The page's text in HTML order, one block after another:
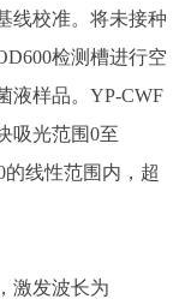
线校准。将未接种
检测槽进行空
液样品。YP-CWF
吸光范围0至
的线性范围内，超
激发波长为